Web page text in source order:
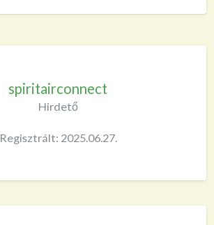
spiritairconnect
Hirdető
Regisztrált: 2025.06.27.